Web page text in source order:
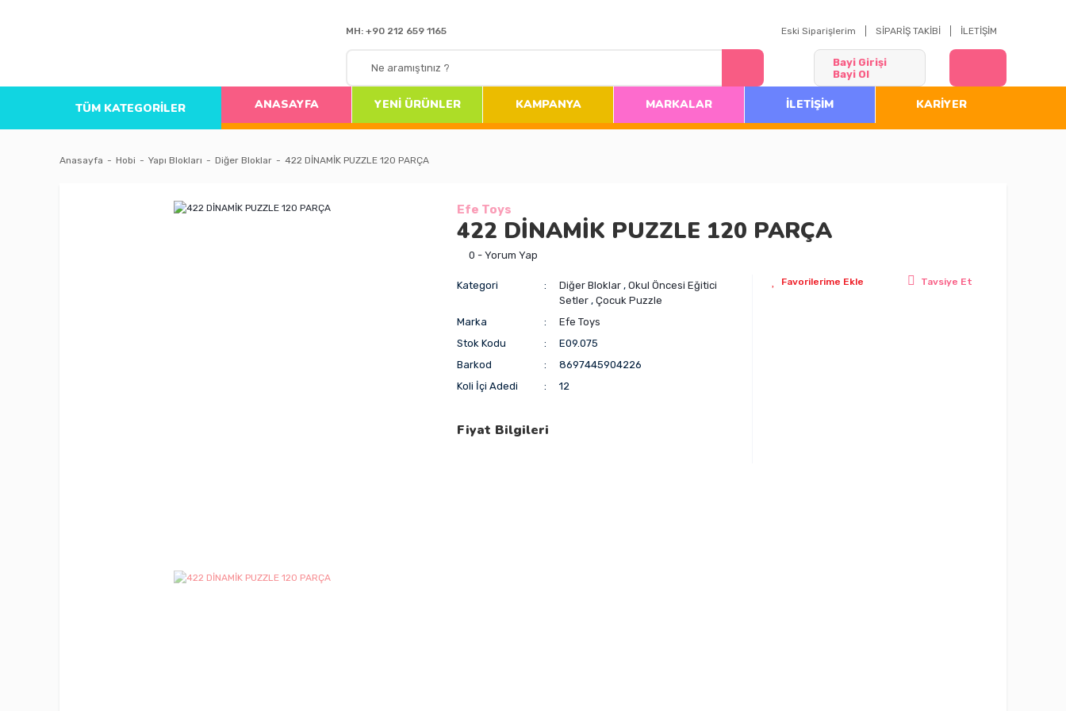
MH: +90 212 659 1165 Eski Siparişlerim SİPARİŞ TAKİBİ İLETİŞİM
Bayi Girişi
Bayi Ol
TÜM KATEGORİLER ANASAYFA YENİ ÜRÜNLER KAMPANYA MARKALAR İLETİŞİM KARİYER
Anasayfa Hobi Yapı Blokları Diğer Bloklar 422 DİNAMİK PUZZLE 120 PARÇA
Efe Toys
422 DİNAMİK PUZZLE 120 PARÇA
0 - Yorum Yap
Kategori Diğer Bloklar , Okul Öncesi Eğitici
Setler , Çocuk Puzzle
Marka
Efe Toys
Stok Kodu
E09.075
Barkod
8697445904226
Koli İçi Adedi
12
Fiyat Bilgileri
Tavsiye Et